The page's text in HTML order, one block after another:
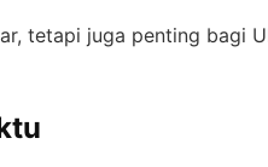
tetapi juga penting bagi